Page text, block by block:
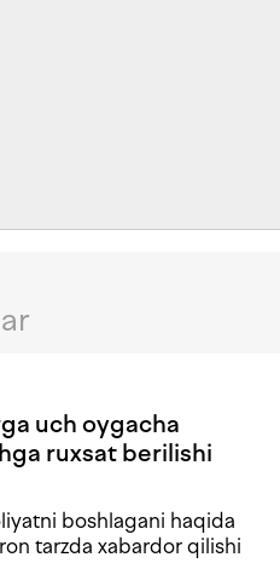
uch oygacha
ruxsat berilishi
boshlagani haqida
tarzda xabardor qilishi